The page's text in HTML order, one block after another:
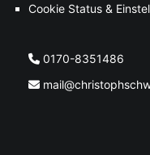
Cookie Status &
0170-8351486